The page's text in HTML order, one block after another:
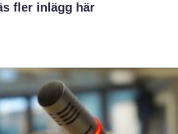
fler inlägg här